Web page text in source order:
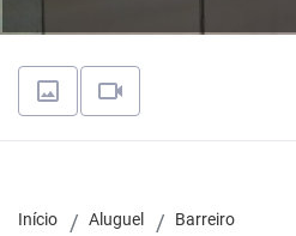
Início Aluguel Barreiro